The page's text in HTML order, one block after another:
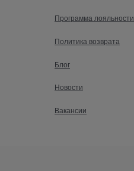
Программа лояльности
Политика возврата
Блог
Новости
Вакансии